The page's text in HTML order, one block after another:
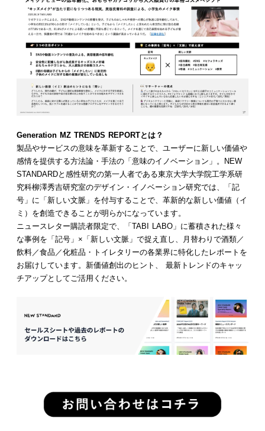
Generation MZ TRENDS REPORTとは？
製品やサービスの意味を革新することで、ユーザーに新しい価値や
感情を提供する方法論・手法の「意味のイノベーション」。NEW
STANDARDと感性研究の第一人者である東京大学大学院工学系研
究科柳澤秀吉研究室のデザイン・イノベーション研究では、「記
号」に「新しい文脈」を付与することで、革新的な新しい価値（イ
ミ）を創造できることが明らかになっています。
ニュースレター購読者限定で、「TABI LABO」に蓄積された様々
な事例を「記号」×「新しい文脈」で捉え直し、月替わりで酒類／
飲料／食品／化粧品・トイレタリーの各業界に特化したレポートを
お届けしています。新価値創出のヒント、 最新トレンドのキャッ
チアップとしてご活用ください。